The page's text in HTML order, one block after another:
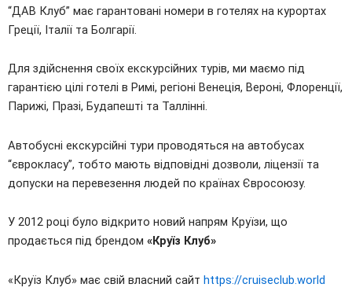
“ДАВ Клуб” має гарантовані номери в готелях на курортах
Греції, Італії та Болгарії.
Для здійснення своїх екскурсійних турів, ми маємо під
гарантією цілі готелі в Римі, регіоні Венеція, Вероні, Флоренції,
Парижі, Празі, Будапешті та Таллінні.
Автобусні екскурсійні тури проводяться на автобусах
“єврокласу”, тобто мають відповідні дозволи, ліцензії та
допуски на перевезення людей по країнах Євросоюзу.
У 2012 році було відкрито новий напрям Круїзи, що
продається під брендом «Круїз Клуб»
«Круїз Клуб» має свій власний сайт https://cruiseclub.world